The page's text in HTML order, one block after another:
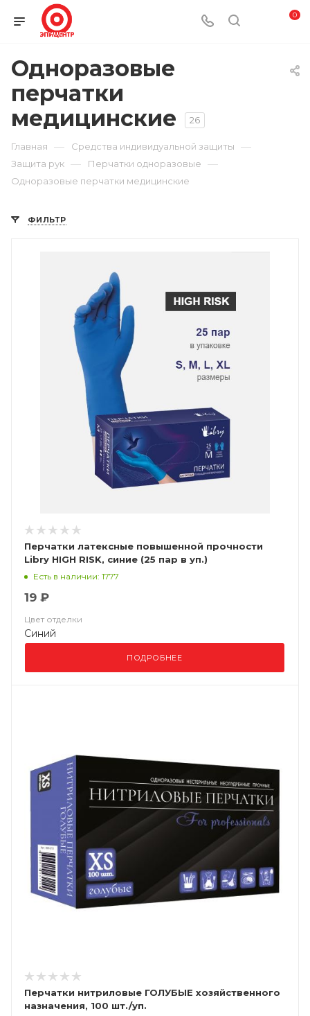
0
Одноразовые
перчатки
медицинские
26
Главная — Средства индивидуальной защиты —
Защита рук — Перчатки одноразовые —
Одноразовые перчатки медицинские
ФИЛЬТР
Перчатки латексные повышенной прочности
Libry HIGH RISK, синие (25 пар в уп.)
Есть в наличии: 1777
19 ₽
Цвет отделки
Синий
ПОДРОБНЕЕ
Перчатки нитриловые ГОЛУБЫЕ хозяйственного
назначения, 100 шт./уп.